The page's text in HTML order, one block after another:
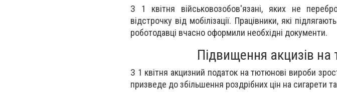
З 1 квітня військовозобов'язані, яких не
відстрочку від мобілізації. Працівники, які
роботодавці вчасно оформили необхідні документи.
Підвищення акцизів
З 1 квітня акцизний податок на тютюнові вироби
призведе до збільшення роздрібних цін на сигарети